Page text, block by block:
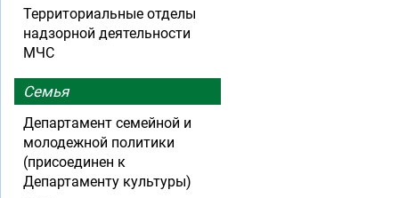
Территориальные отделы
надзорной деятельности
МЧС
Семья
Департамент семейной и
молодежной политики
(присоединен к
Департаменту культуры)